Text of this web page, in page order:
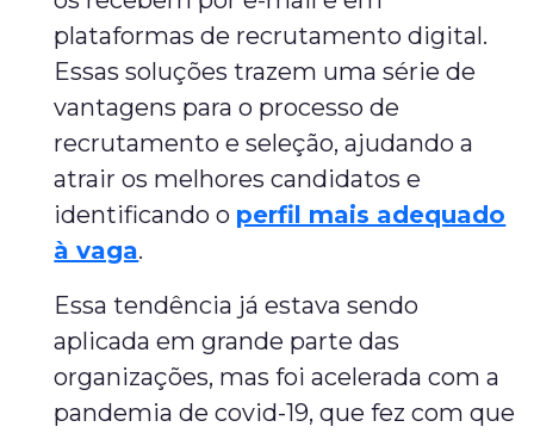
plataformas de recrutamento digital.
Essas soluções trazem uma série de
vantagens para o processo de
recrutamento e seleção, ajudando a
atrair os melhores candidatos e
identificando o perfil mais adequado
à vaga.
Essa tendência já estava sendo
aplicada em grande parte das
organizações, mas foi acelerada com a
pandemia de covid-19, que fez com que